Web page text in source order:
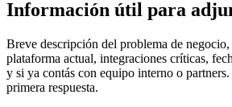
Información útil para
Breve descripción del problema de
plataforma actual, integraciones críticas,
y si ya contás con equipo interno o
primera respuesta.